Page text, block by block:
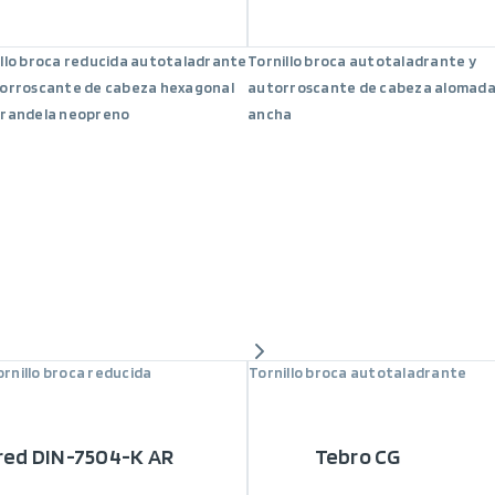
broca reducida autotaladrante
de cabeza hexagonal
neopreno
broca reducida
DIN-7504-K AR
Tornillo broca autotaladrante y
autorroscante de cabeza alomada
ancha
Tornillo broca autotaladrante
Tebro CG